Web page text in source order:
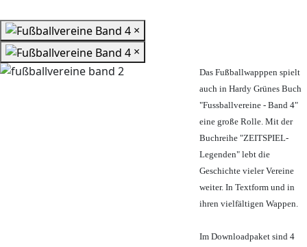
×
×
Das Fußballwapppen spielt
auch in Hardy Grünes Buch
"Fussballvereine - Band 4"
eine große Rolle. Mit der
Buchreihe "ZEITSPIEL-
Legenden" lebt die
Geschichte vieler Vereine
weiter. In Textform und in
ihren vielfältigen Wappen.
Im Downloadpaket sind 4